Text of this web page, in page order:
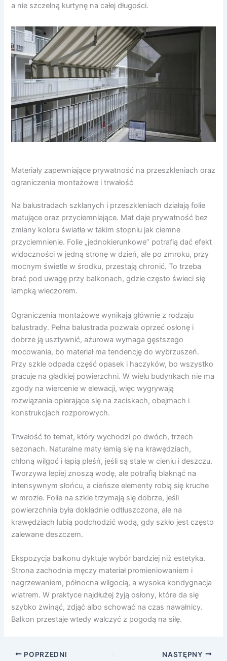
a nie szczelną kurtynę na całej długości.
Materiały zapewniające prywatność na przeszkleniach oraz
ograniczenia montażowe i trwałość
Na balustradach szklanych i przeszkleniach działają folie
matujące oraz przyciemniające. Mat daje prywatność bez
zmiany koloru światła w takim stopniu jak ciemne
przyciemnienie. Folie „jednokierunkowe” potrafią dać efekt
widoczności w jedną stronę w dzień, ale po zmroku, przy
mocnym świetle w środku, przestają chronić. To trzeba
brać pod uwagę przy balkonach, gdzie często świeci się
lampką wieczorem.
Ograniczenia montażowe wynikają głównie z rodzaju
balustrady. Pełna balustrada pozwala oprzeć osłonę i
dobrze ją usztywnić, ażurowa wymaga gęstszego
mocowania, bo materiał ma tendencję do wybrzuszeń.
Przy szkle odpada część opasek i haczyków, bo wszystko
pracuje na gładkiej powierzchni. W wielu budynkach nie ma
zgody na wiercenie w elewacji, więc wygrywają
rozwiązania opierające się na zaciskach, obejmach i
konstrukcjach rozporowych.
Trwałość to temat, który wychodzi po dwóch, trzech
sezonach. Naturalne maty łamią się na krawędziach,
chłoną wilgoć i łapią pleśń, jeśli są stale w cieniu i deszczu.
Tworzywa lepiej znoszą wodę, ale potrafią blaknąć na
intensywnym słońcu, a cieńsze elementy robią się kruche
w mrozie. Folie na szkle trzymają się dobrze, jeśli
powierzchnia była dokładnie odtłuszczona, ale na
krawędziach lubią podchodzić wodą, gdy szkło jest często
zalewane deszczem.
Ekspozycja balkonu dyktuje wybór bardziej niż estetyka.
Strona zachodnia męczy materiał promieniowaniem i
nagrzewaniem, północna wilgocią, a wysoka kondygnacja
wiatrem. W praktyce najdłużej żyją osłony, które da się
szybko zwinąć, zdjąć albo schować na czas nawałnicy.
Balkon przestaje wtedy walczyć z pogodą na siłę.
POPRZEDNI NASTĘPNY